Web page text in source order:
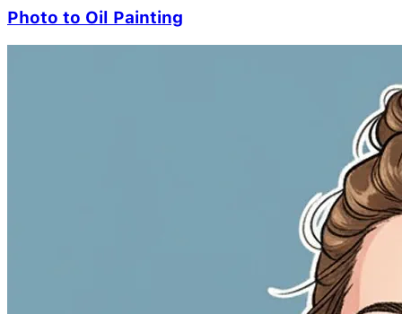
Photo to Oil Painting